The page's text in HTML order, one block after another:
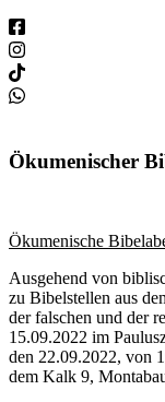
Ökumenischer
Ökumenische
Ausgehend von
zu Bibelstellen aus
der falschen und der
15.09.2022 im
den 22.09.2022, von
dem Kalk 9,